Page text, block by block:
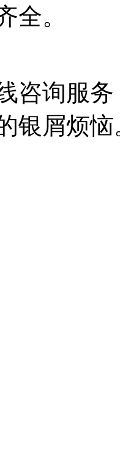
全。
咨询服
银屑烦恼